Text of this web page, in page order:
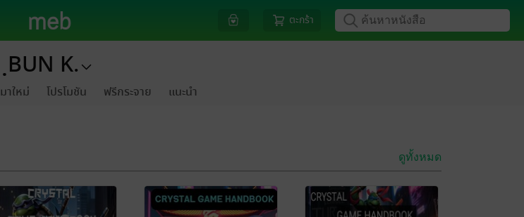
ตะกร้า
ฺBUN K.
มาใหม่ โปรโมชัน ฟรีกระจาย แนะนำ
ดูทั้งหมด